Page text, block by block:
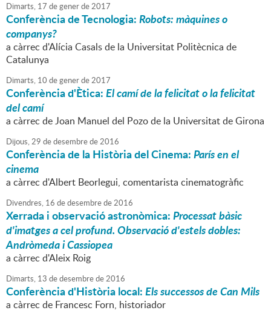
Dimarts, 17 degenerde2017
Conferència de Tecnologia:Robots: màquines o
companys?
a càrrec d'Alícia Casals de la Universitat Politècnica de
Catalunya
Dimarts, 10 degenerde2017
Conferència d'Ètica:El camí de la felicitat o la felicitat
del camí
a càrrec de Joan Manuel del Pozo de la Universitat de Girona
Dijous,29 dedesembrede2016
Conferència de la Història del Cinema:París en el
cinema
a càrrec d'Albert Beorlegui, comentarista cinematogràfic
Divendres, 16 dedesembrede2016
Xerrada i observació astronòmica:Processat bàsic
d'imatges a cel profund. Observació d'estels dobles:
Andròmeda i Cassiopea
a càrrec d'Aleix Roig
Dimarts, 13 dedesembrede2016
Conferència d'Història local:Els successos de Can Mils
a càrrec de Francesc Forn, historiador